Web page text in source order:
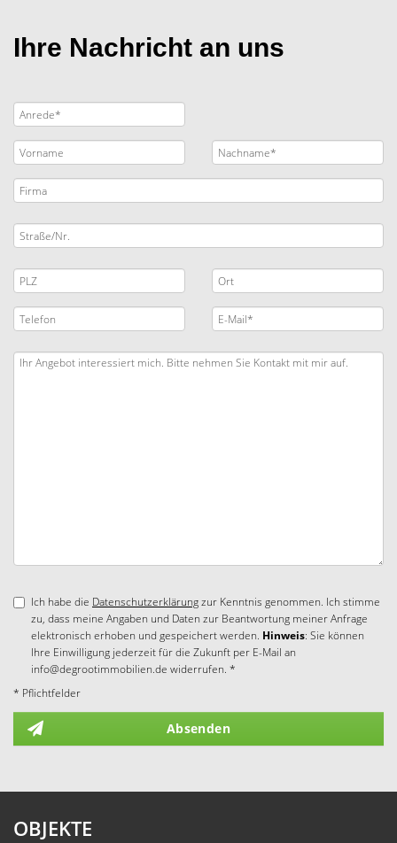
Ihre Nachricht an uns
Ich habe die Datenschutzerklärungzur Kenntnis genommen. Ich stimme
zu, dass meine Angaben und Daten zur Beantwortung meiner Anfrage
elektronisch erhoben und gespeichert werden. Hinweis: Sie können
Ihre Einwilligung jederzeit für die Zukunft per E-Mail an
info@degrootimmobilien.de widerrufen. *
* Pflichtfelder
Absenden
OBJEKTE